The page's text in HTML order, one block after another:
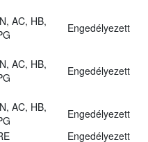
AC, HB,
Engedélyezett
AC, HB,
Engedélyezett
AC, HB,
Engedélyezett
Engedélyezett